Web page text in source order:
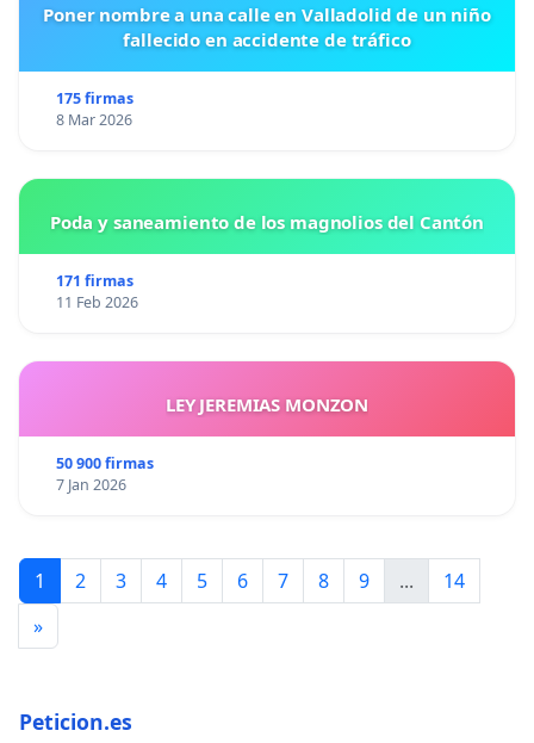
Poner nombre a una calle en Valladolid de un niño
fallecido en accidente de tráfico
175 firmas
8 Mar 2026
Poda y saneamiento de los magnolios del Cantón
171 firmas
11 Feb 2026
LEY JEREMIAS MONZON
50 900 firmas
7 Jan 2026
1 2 3 4 5 6 7 8 9 ...
14
»
Peticion.es